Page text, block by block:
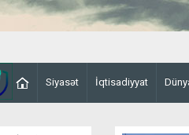
Siyasət İqtisadiyyat